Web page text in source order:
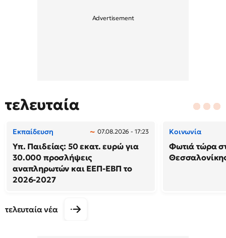
τελευταία
Εκπαίδευση 07.08.2026 - 17:23
Υπ. Παιδείας: 50 εκατ. ευρώ για
30.000 προσλήψεις
αναπληρωτών και ΕΕΠ-ΕΒΠ το
2026-2027
Κοινωνία
Φωτιά τώρα
τελευταία νέα